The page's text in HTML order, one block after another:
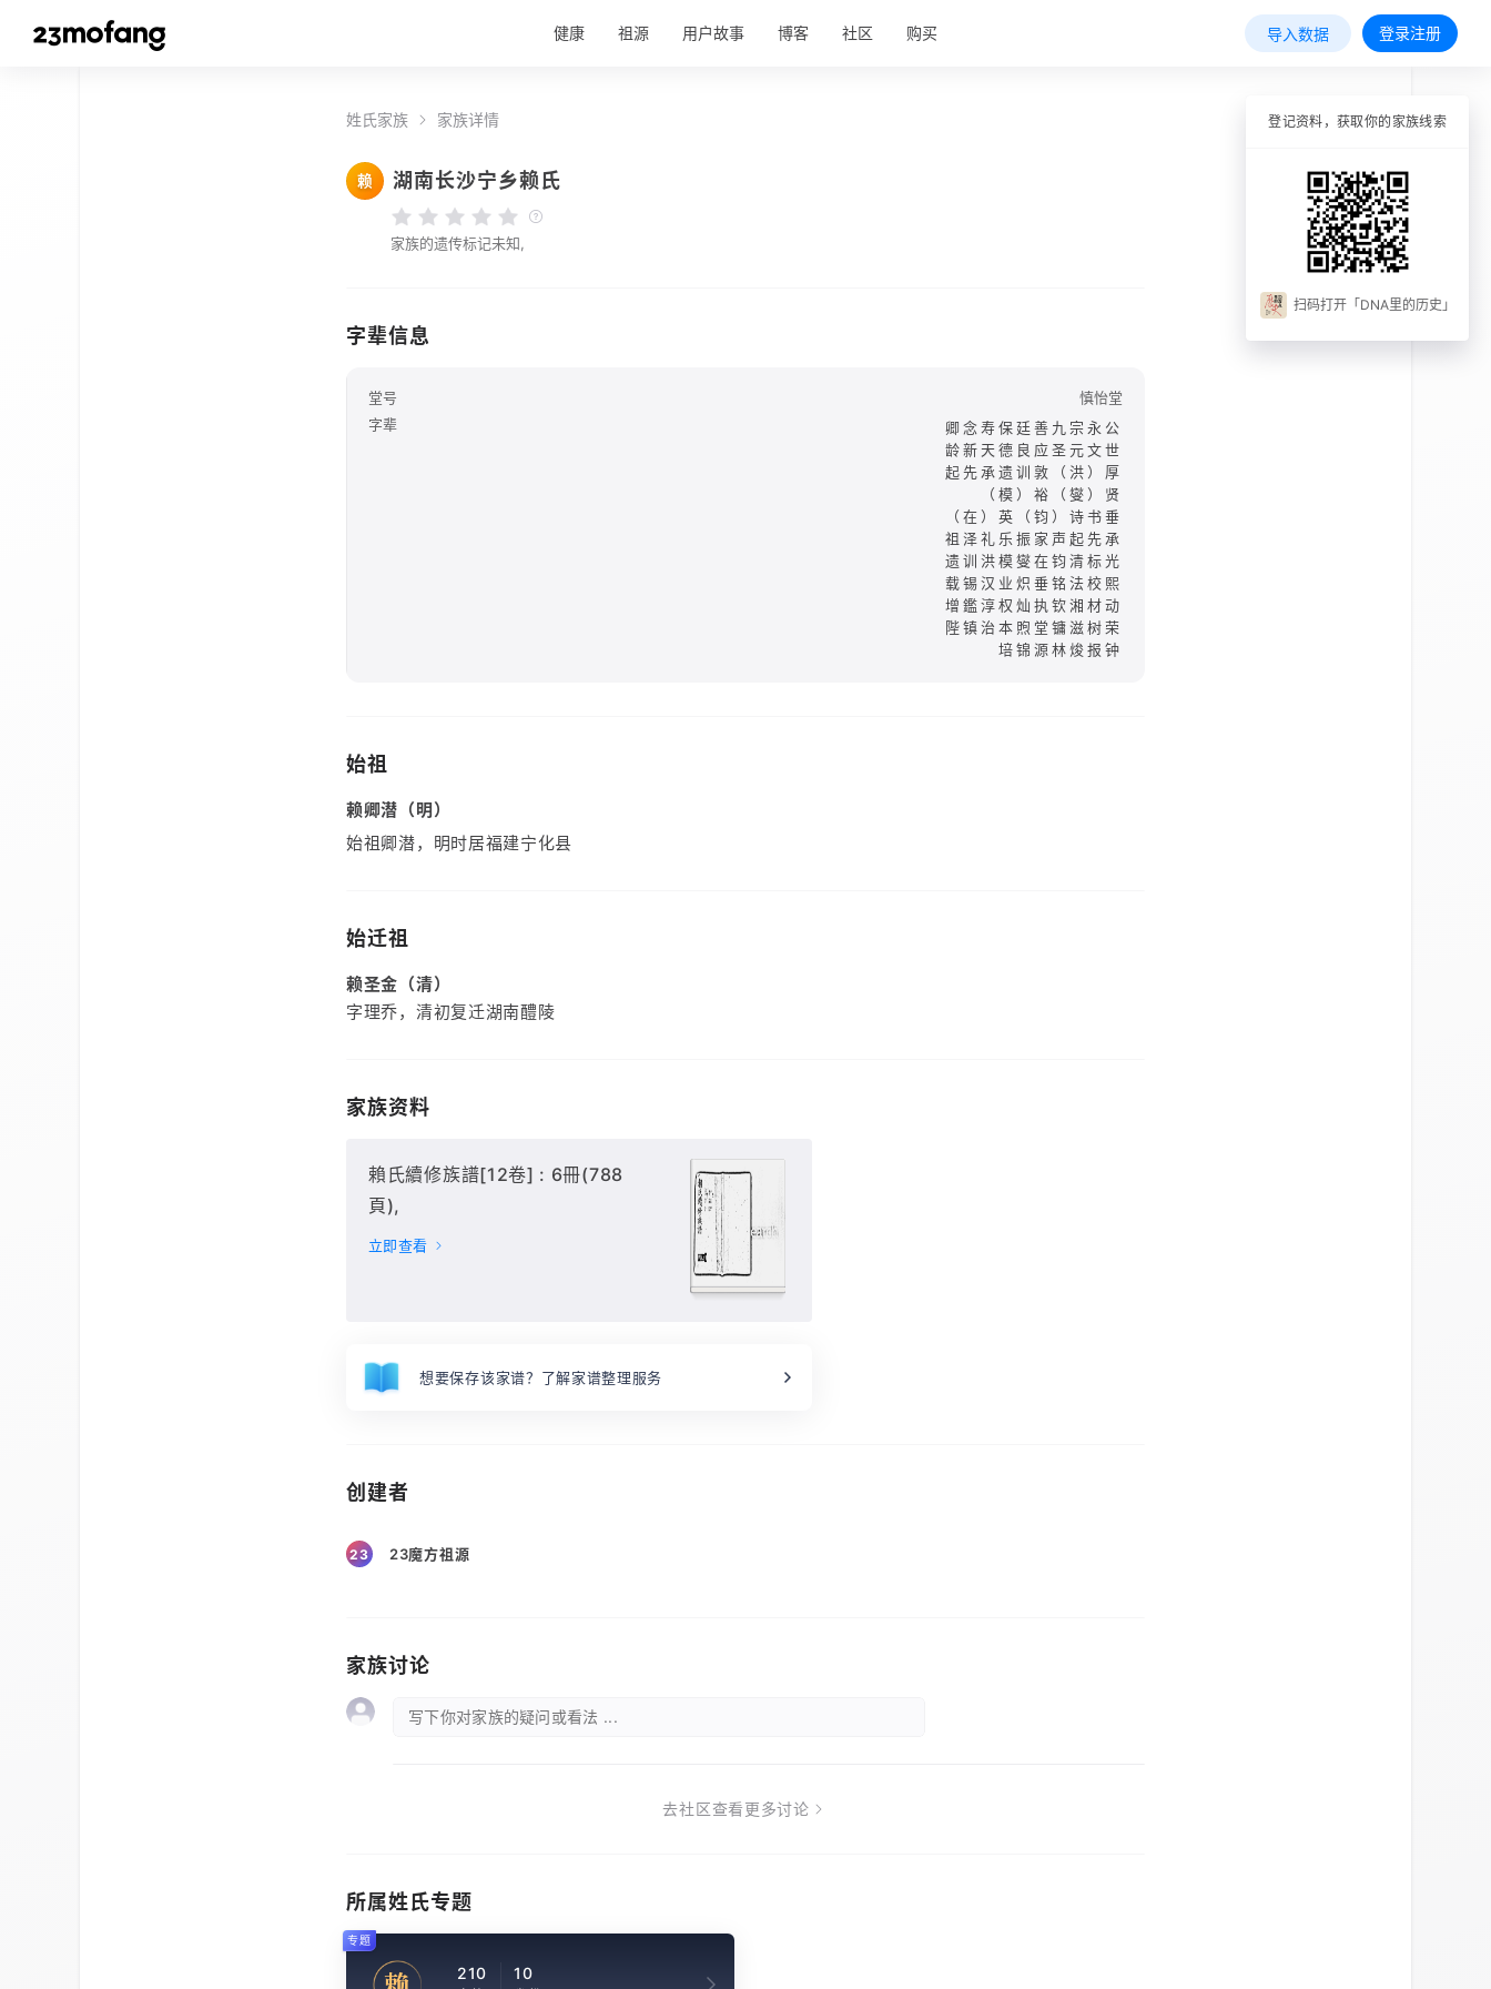
健康 祖源 用户故事 博客 社区 购买 导入数据 登录注册
姓氏家族 家族详情
赖 湖南长沙宁乡赖氏
家族的遗传标记未知,
字辈信息
堂号
慎怡堂
字辈
卿念寿保廷善九宗永公
龄新天德良应圣元文世
起先承遗训敦（洪）厚
（模）裕（燮）贤
（在）英（钧）诗书垂
祖泽礼乐振家声起先承
遗训洪模燮在钧清标光
载锡汉业炽垂铭法校熙
增鑑淳权灿执钦湘材动
陛镇治本煦堂镛滋树荣
培锦源林焌报钟
始祖
赖卿潜（明）
始祖卿潜，明时居福建宁化县
始迁祖
赖圣金（清）
字理乔，清初复迁湖南醴陵
家族资料
賴氏續修族譜[12卷] : 6冊(788
頁),
立即查看
想要保存该家谱？了解家谱整理服务
创建者
23 23魔方祖源
家族讨论
写下你对家族的疑问或看法 ...
去社区查看更多讨论
所属姓氏专题
210 10
专题
登记资料，获取你的家族线索
扫码打开「DNA里的历史」